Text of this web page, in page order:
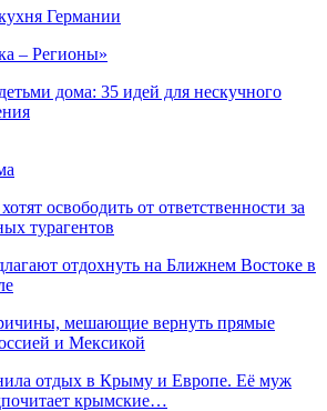
Германии
– Регионы»
дома: 35 идей для нескучного
освободить от ответственности за
турагентов
отдохнуть на Ближнем Востоке в
мешающие вернуть прямые
и Мексикой
отдых в Крыму и Европе. Её муж
крымские…